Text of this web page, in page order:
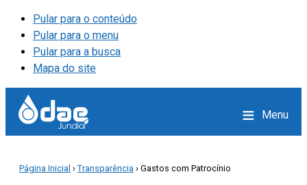
Pular para o conteúdo
Pular para o menu
Pular para a busca
Mapa do site
≡ Menu
Página Inicial › Transparência › Gastos com Patrocínio